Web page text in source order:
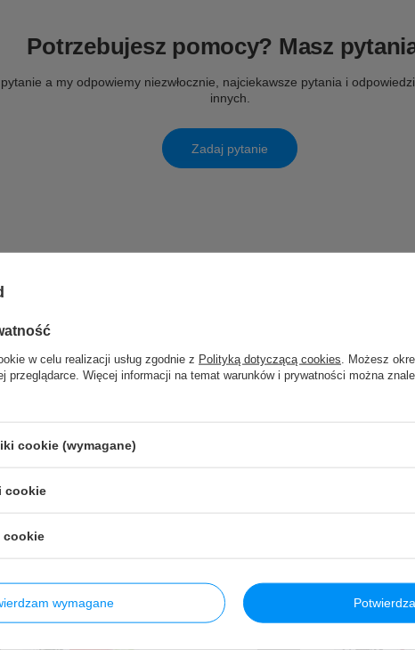
Potrzebujesz pomocy? Masz
a my odpowiemy niezwłocznie, najciekawsze pytania i
innych.
Zadaj pytanie
w celu realizacji usług zgodnie z Polityką dotyczącą cookies . Możesz
przeglądarce. Więcej informacji na temat warunków i prywatności można
cookie (wymagane)
cookie
cookie
wymagane